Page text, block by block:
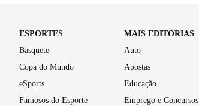
ESPORTES
Basquete
Copa do Mundo
eSports
Famosos do Esporte
MAIS EDITORIAS
Auto
Apostas
Educação
Emprego e Concursos